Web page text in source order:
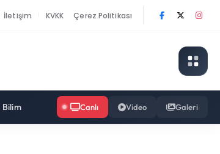
İletişim KVKK Çerez Politikası
Bilim Canlı Video Galeri